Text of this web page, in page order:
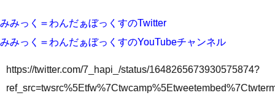
みみっく＝わんだぁぼっくすのTwitter
みみっく＝わんだぁぼっくすのYouTubeチャンネル
https://twitter.com/7_hapi_/status/1648265673930575874?